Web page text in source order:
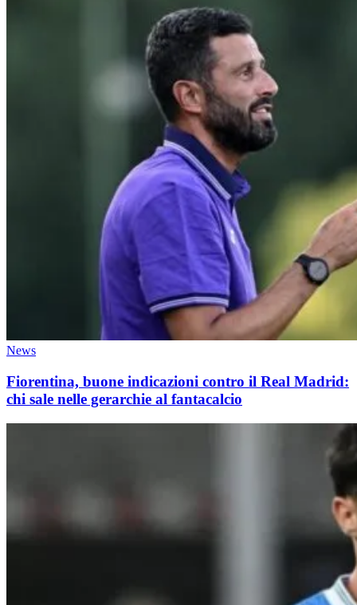
News
Fiorentina, buone indicazioni contro il Real Madrid:
chi sale nelle gerarchie al fantacalcio